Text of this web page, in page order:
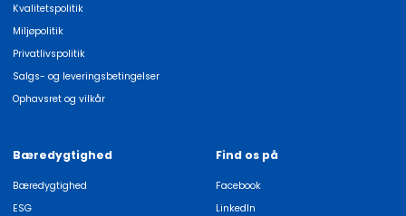
Kvalitetspolitik
Miljøpolitik
Privatlivspolitik
Salgs- og leveringsbetingelser
Ophavsret og vilkår
Bæredygtighed
Bæredygtighed
ESG
Find os på
Facebook
LinkedIn